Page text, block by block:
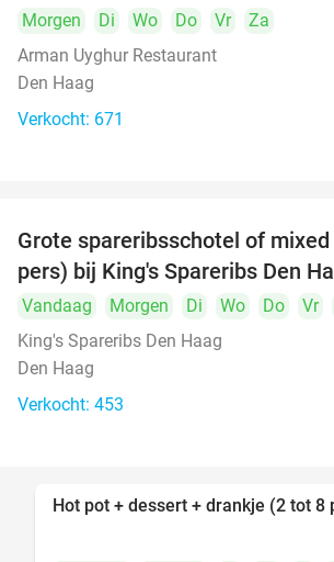
Morgen Di Wo Do Vr
Za
Arman Uyghur Restaurant
Den Haag
Verkocht: 671
Grote spareribsschotel of
pers) bij King's Spareribs Den
Vandaag Morgen Di Wo Do Vr
King's Spareribs Den Haag
Den Haag
Verkocht: 453
Hot pot + dessert + drankje (2 tot 8